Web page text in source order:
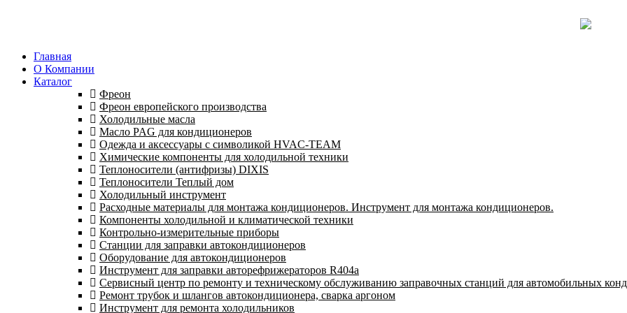
Главная
О Компании
Каталог
Фреон
Фреон европейского производства
Холодильные масла
Масло PAG для кондиционеров
Одежда и аксессуары с символикой HVAC-TEAM
Химические компоненты для холодильной техники
Теплоносители (антифризы) DIXIS
Теплоносители Теплый дом
Холодильный инструмент
Расходные материалы для монтажа кондиционеров. Инструмент для монтажа кондиционеров.
Компоненты холодильной и климатической техники
Контрольно-измерительные приборы
Станции для заправки автокондиционеров
Оборудование для автокондиционеров
Инструмент для заправки авторефрижераторов R404a
Сервисный центр по ремонту и техническому обслуживанию заправочных станций для автомобильных
Ремонт трубок и шлангов автокондиционера, сварка аргоном
Инструмент для ремонта холодильников